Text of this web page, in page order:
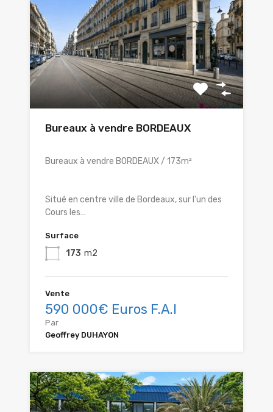
Bureaux à vendre BORDEAUX
Bureaux à vendre BORDEAUX / 173m²
Situé en centre ville de Bordeaux, sur l'un des
Cours les…
Surface
173 m2
Vente
590 000€ Euros F.A.I
Par
Geoffrey DUHAYON